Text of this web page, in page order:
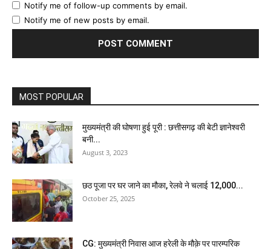
Notify me of follow-up comments by email.
Notify me of new posts by email.
MOST POPULAR
मुख्यमंत्री की घोषणा हुई पूरी : छत्तीसगढ़ की बेटी ज्ञानेश्वरी
बनी...
August 3, 2023
छठ पूजा पर घर जाने का मौका, रेलवे ने चलाई 12,000...
October 25, 2025
CG: मुख्यमंत्री निवास आज हरेली के मौक़े पर पारम्परिक